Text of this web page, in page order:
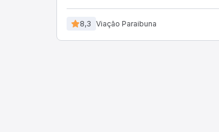
8,3 Viação Paraibuna